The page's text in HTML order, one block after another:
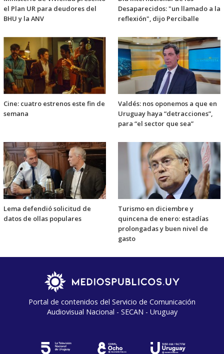
el Plan UR para deudores del
BHU y la ANV
Desaparecidos: "un llamado a la
reflexión", dijo Perciballe
Cine: cuatro estrenos este fin de
semana
Valdés: nos oponemos a que en
Uruguay haya “detracciones”,
para “el sector que sea”
Lema defendió solicitud de
datos de ollas populares
Turismo en diciembre y
quincena de enero: estadías
prolongadas y buen nivel de
gasto
Portal de contenidos del Servicio de Comunicación
Audiovisual Nacional - SECAN - Uruguay